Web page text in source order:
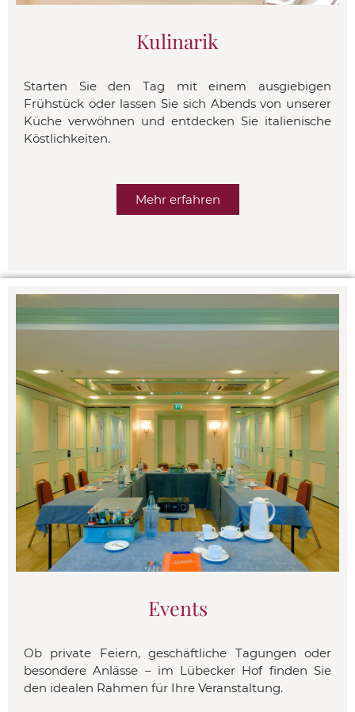
Kulinarik
Starten Sie den Tag mit einem ausgiebigen
Frühstück oder lassen Sie sich Abends von unserer
Küche verwöhnen und entdecken Sie italienische
Köstlichkeiten.
Mehr erfahren
Events
Ob private Feiern, geschäftliche Tagungen oder
besondere Anlässe – im Lübecker Hof finden Sie
den idealen Rahmen für Ihre Veranstaltung.